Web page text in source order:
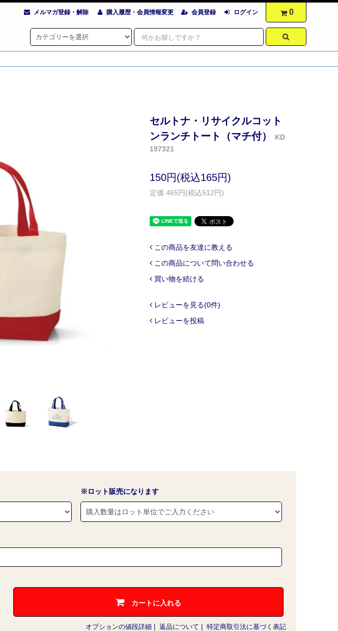
メルマガ登録・解除 購入履歴・会員情報変更 会員登録 ログイン 0
セルトナ・リサイクルコット
ンランチトート（マチ付）
KD
197321
150円(税込165円)
定価 465円(税込512円)
この商品を友達に教える
この商品について問い合わせる
買い物を続ける
レビューを見る(0件)
レビューを投稿
※ロット販売になります
カートに入れる
オプションの値段詳細 | 返品について | 特定商取引法に基づく表記